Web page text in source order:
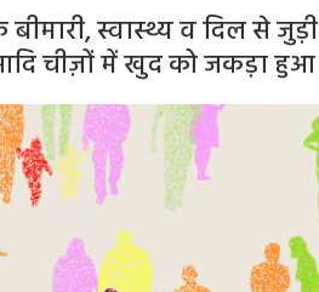
स्वास्थ्य व दिल से
चीज़ों में खुद को जकड़ा हुआ